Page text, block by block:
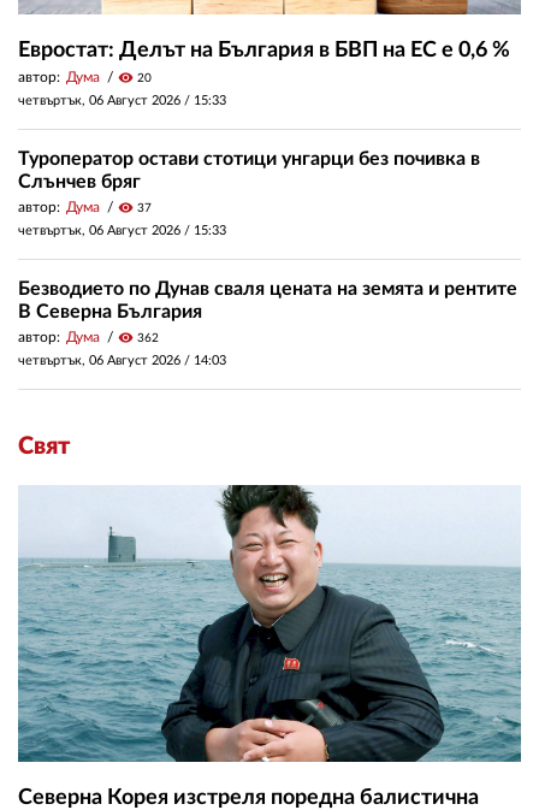
Евростат: Делът на България в БВП на ЕС е 0,6 %
автор: Дума visibility 20
четвъртък, 06 Август 2026 / 15:33
Туроператор остави стотици унгарци без почивка в
Слънчев бряг
автор: Дума visibility 37
четвъртък, 06 Август 2026 / 15:33
Безводието по Дунав сваля цената на земята и рентите
В Северна България
автор: Дума visibility 362
четвъртък, 06 Август 2026 / 14:03
Свят
Северна Корея изстреля поредна балистична